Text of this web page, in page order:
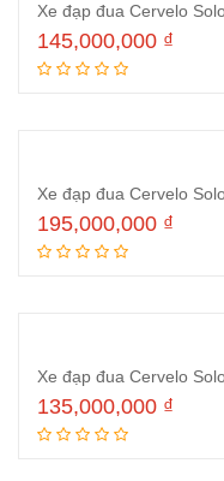
Xe đạp đua Cervelo
145,000,000 ₫
Xe đạp đua Cervelo
195,000,000 ₫
Xe đạp đua Cervelo
135,000,000 ₫